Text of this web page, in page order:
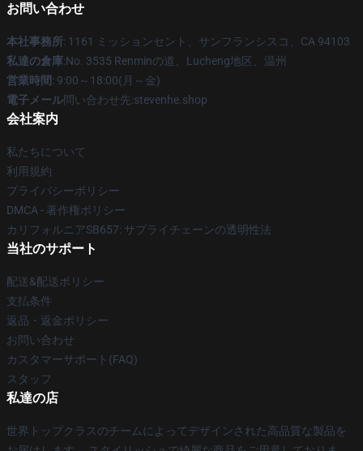
お問い合わせ
本社事務所: 1161 ミッションセント、サンフランシスコ、CA 94103
私達の倉庫:No. 3535 Renminの道、Lucheng地区、温州
営業時間: 9:00～18:00(月～金)
電子メール問い合わせ先:stevenhe.shop
会社案内
私たちについて
利用規約
プライバシーポリシー
DMCA - 著作権ポリシー
カリフォルニアSB657: サプライチェーンの透明性法
当社のサポート
配送&配送ポリシー
支払条件
返品・返金ポリシー
お問い合わせ
カスタマーサポート(FAQ)
スタッフ
私達の店
世界トップクラスのチームによってデザインされた高品質な製品を